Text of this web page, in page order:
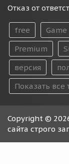
Отказ от
free Game
Premium
версия
Показать все
Copyright ©
сайта строго